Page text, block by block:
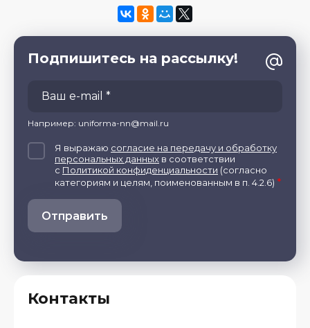
Контакты
Подпишитесь на рассылку!
Например: uniforma-nn@mail.ru
Я выражаю согласие на передачу и обработку
персональных данных в соответствии
с Политикой конфиденциальности (согласно
категориям и целям, поименованным в п. 4.2.6) *
Отправить